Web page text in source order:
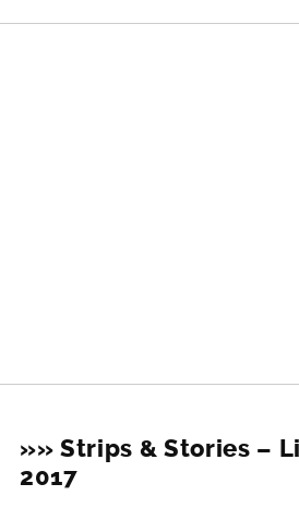
»» Strips & Stories –
2017